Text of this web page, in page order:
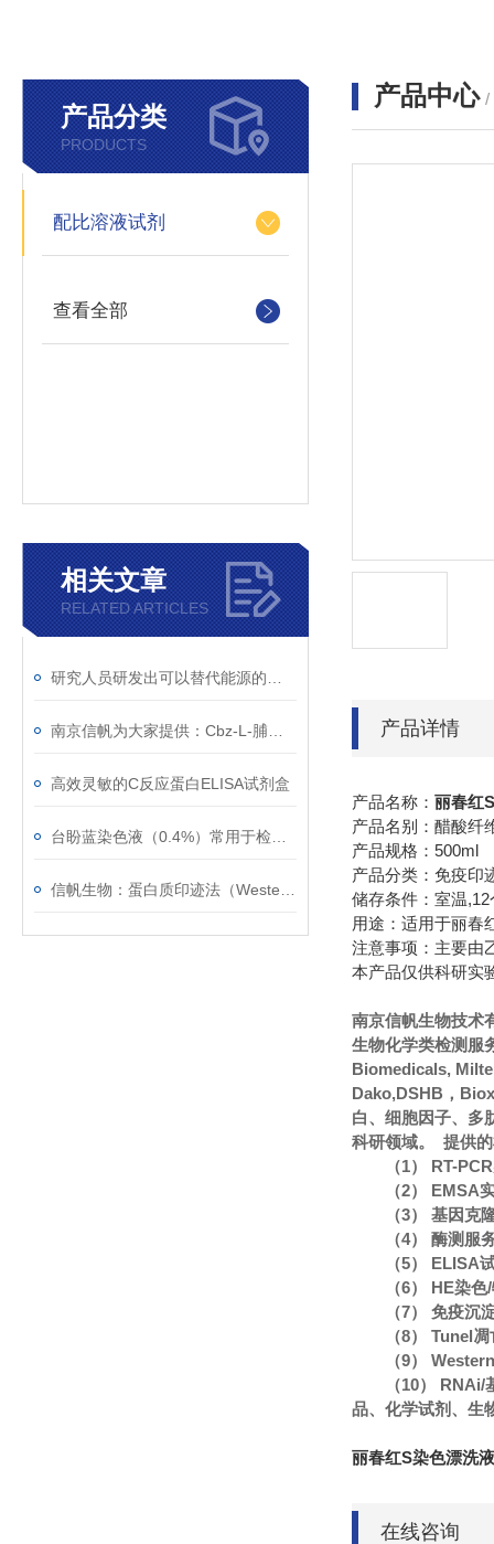
产品分类
PRODUCTS
配比溶液试剂
查看全部
相关文章
RELATED ARTICLES
高效灵敏的C反应蛋白ELISA试剂盒
产品中心 /
产品详情
产品名称： 丽春红
产品名别：醋酸纤
产品规格：500ml
产品分类：免疫印
储存条件：室温,12
用途：适用于丽春
注意事项：主要由
本产品仅供科研实
南京信帆生物技术
生物化学类检测服
Biomedicals,
Dako,DSHB，
白、细胞因子、多
科研领域。 提供
（1） RT-
（2） EMSA
（3） 基因克
（4） 酶测服
（5） ELISA
（6） HE染
（7） 免疫沉
（8） Tunel
（9）
（10）
品、化学试剂、生
丽春红S染色漂洗液
在线咨询